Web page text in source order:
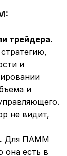
трейдера.
и
и
не видит,
Для ПАММ
она есть в